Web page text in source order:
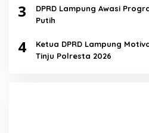
3
DPRD Lampung Awasi
Putih
4
Ketua DPRD Lampung
Tinju Polresta 2026